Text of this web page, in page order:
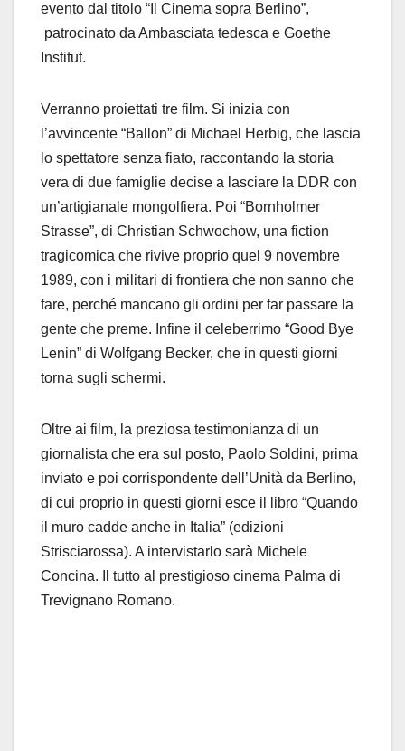
evento dal titolo “Il Cinema sopra Berlino”,
patrocinato da Ambasciata tedesca e Goethe
Institut.
Verranno proiettati tre film. Si inizia con
l’avvincente “Ballon” di Michael Herbig, che lascia
lo spettatore senza fiato, raccontando la storia
vera di due famiglie decise a lasciare la DDR con
un’artigianale mongolfiera. Poi “Bornholmer
Strasse”, di Christian Schwochow, una fiction
tragicomica che rivive proprio quel 9 novembre
1989, con i militari di frontiera che non sanno che
fare, perché mancano gli ordini per far passare la
gente che preme. Infine il celeberrimo “Good Bye
Lenin” di Wolfgang Becker, che in questi giorni
torna sugli schermi.
Oltre ai film, la preziosa testimonianza di un
giornalista che era sul posto, Paolo Soldini, prima
inviato e poi corrispondente dell’Unità da Berlino,
di cui proprio in questi giorni esce il libro “Quando
il muro cadde anche in Italia” (edizioni
Strisciarossa). A intervistarlo sarà Michele
Concina. Il tutto al prestigioso cinema Palma di
Trevignano Romano.